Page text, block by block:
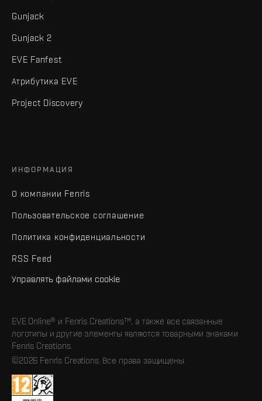
Gunjack
Gunjack 2
EVE Fanfest
Атрибутика EVE
Project Discovery
ИНФОРМАЦИЯ
О компании Fenris
Пользовательское соглашение
Политика конфиденциальности
RSS Feed
Управлять файлами cookie
EVE Online® и Fenris Creations™, а также все связанные
логотипы и другие элементы являются товарными знаками
Fenris Creations.
©2026 Fenris Creations. Все права защищены.